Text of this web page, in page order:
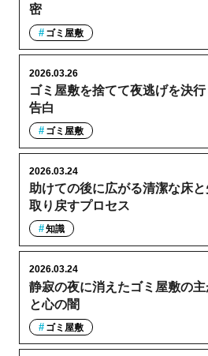
密
ゴミ屋敷
ゴミ屋敷を捨てて夜逃げを決
告白
2026.03.26
ゴミ屋敷
助けての後に広がる清潔な床
取り戻すプロセス
2026.03.24
知識
静寂の夜に消えたゴミ屋敷の
と心の闇
2026.03.24
ゴミ屋敷